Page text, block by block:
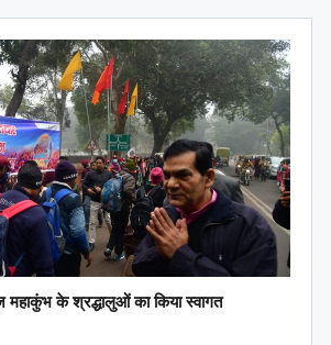
के श्रद्धालुओं का किया स्वागत